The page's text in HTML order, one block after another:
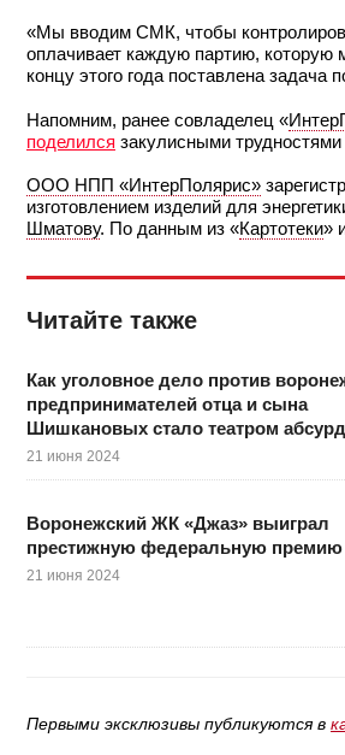
«Мы вводим СМК, чтобы
оплачивает каждую партию, которую
концу этого года поставлена
Напомним, ранее совладелец «
поделился закулисными трудностями
ООО НПП «ИнтерПолярис»
изготовлением изделий для
Шматову. По данным из «Картотеки»
Читайте также
Как уголовное дело против
предпринимателей отца и сына
Шишкановых стало театром
21 июня 2024
Воронежский ЖК «Джаз» выиграл
престижную федеральную премию
21 июня 2024
Первыми эксклюзивы публикуются в